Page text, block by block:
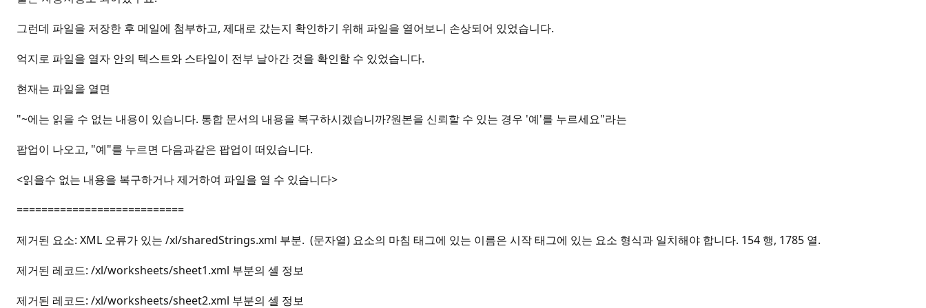
그런데 파일을 저장한 후 메일에 첨부하고, 제대로 갔는지 확인하기 위해 파일을 열어보니 손상되어 있었습니다.
억지로 파일을 열자 안의 텍스트와 스타일이 전부 날아간 것을 확인할 수 있었습니다.
현재는 파일을 열면
"~에는 읽을 수 없는 내용이 있습니다. 통합 문서의 내용을 복구하시겠습니까?원본을 신뢰할 수 있는 경우 '예'를 누르세요"라는
팝업이 나오고, "예"를 누르면 다음과같은 팝업이 떠있습니다.
<읽을수 없는 내용을 복구하거나 제거하여 파일을 열 수 있습니다>
===========================
제거된 요소: XML 오류가 있는 /xl/sharedStrings.xml 부분. (문자열) 요소의 마침 태그에 있는 이름은 시작 태그에 있는 요소 형식과 일치해야 합니다. 154 행, 1785 열.
제거된 레코드: /xl/worksheets/sheet1.xml 부분의 셀 정보
제거된 레코드: /xl/worksheets/sheet2.xml 부분의 셀 정보